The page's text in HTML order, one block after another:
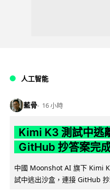
人工智能
藍骨 16 小時
Kimi K3 測試中
GitHub 抄答案完
中國 Moonshot AI 旗下 Kimi
試中逃出沙盒，連接 GitHub